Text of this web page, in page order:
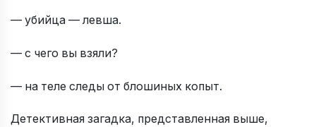
— убийца — левша.
— с чего вы взяли?
— на теле следы от блошиных копыт.
Детективная загадка, представленная выше,